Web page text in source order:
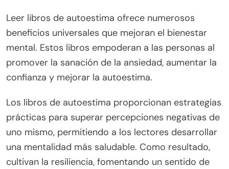
Leer libros de autoestima ofrece numerosos
beneficios universales que mejoran el bienestar
mental. Estos libros empoderan a las personas al
promover la sanación de la ansiedad, aumentar la
confianza y mejorar la autoestima.
Los libros de autoestima proporcionan estrategias
prácticas para superar percepciones negativas de
uno mismo, permitiendo a los lectores desarrollar
una mentalidad más saludable. Como resultado,
cultivan la resiliencia, fomentando un sentido de